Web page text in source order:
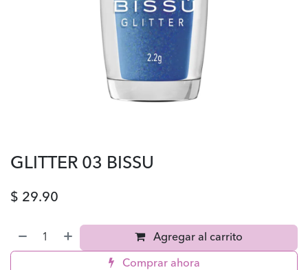
GLITTER 03 BISSU
$ 29.90
Agregar al carrito
Comprar ahora